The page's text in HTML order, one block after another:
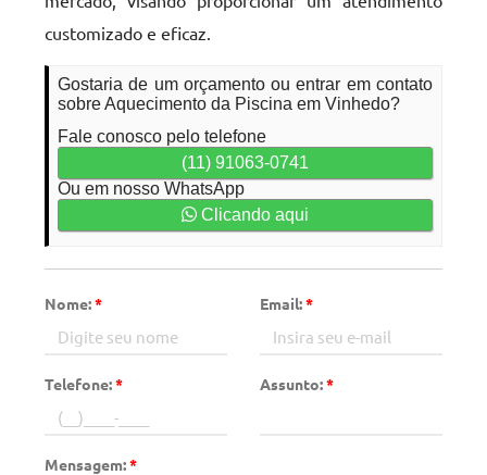
customizado e eficaz.
Gostaria de um orçamento ou entrar em contato
sobre Aquecimento da Piscina em Vinhedo?
Fale conosco pelo telefone
(11) 91063-0741
Ou em nosso WhatsApp
Clicando aqui
Nome:* Email:*
Telefone:* Assunto:*
Mensagem:*